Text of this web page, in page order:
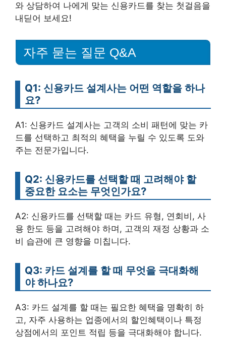
와 상담하여 나에게 맞는 신용카드를 찾는 첫걸음을
내딛어 보세요!
자주 묻는 질문 Q&A
Q1: 신용카드 설계사는 어떤 역할을 하나
요?
A1: 신용카드 설계사는 고객의 소비 패턴에 맞는 카
드를 선택하고 최적의 혜택을 누릴 수 있도록 도와
주는 전문가입니다.
Q2: 신용카드를 선택할 때 고려해야 할
중요한 요소는 무엇인가요?
A2: 신용카드를 선택할 때는 카드 유형, 연회비, 사
용 한도 등을 고려해야 하며, 고객의 재정 상황과 소
비 습관에 큰 영향을 미칩니다.
Q3: 카드 설계를 할 때 무엇을 극대화해
야 하나요?
A3: 카드 설계를 할 때는 필요한 혜택을 명확히 하
고, 자주 사용하는 업종에서의 할인혜택이나 특정
상점에서의 포인트 적립 등을 극대화해야 합니다.